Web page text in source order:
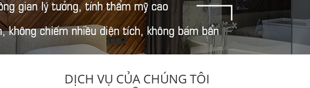
DỊCH VỤ CỦA CHÚNG TÔI